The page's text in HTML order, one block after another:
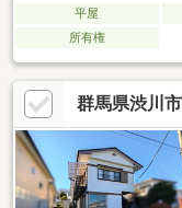
平屋
所有権
群馬県渋川